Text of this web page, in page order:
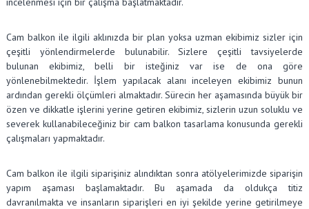
Cam balkon ile ilgili aklınızda bir plan yoksa uzman ekibimiz sizler için
çeşitli yönlendirmelerde bulunabilir. Sizlere çeşitli tavsiyelerde
bulunan ekibimiz, belli bir isteğiniz var ise de ona göre
yönlenebilmektedir. İşlem yapılacak alanı inceleyen ekibimiz bunun
ardından gerekli ölçümleri almaktadır. Sürecin her aşamasında büyük bir
özen ve dikkatle işlerini yerine getiren ekibimiz, sizlerin uzun soluklu ve
severek kullanabileceğiniz bir cam balkon tasarlama konusunda gerekli
çalışmaları yapmaktadır.
Cam balkon ile ilgili siparişiniz alındıktan sonra atölyelerimizde siparişin
yapım aşaması başlamaktadır. Bu aşamada da oldukça titiz
davranılmakta ve insanların siparişleri en iyi şekilde yerine getirilmeye